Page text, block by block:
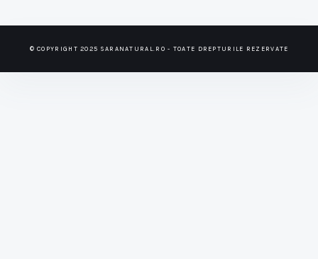
© COPYRIGHT 2025 SARANATURAL.RO - TOATE DREPTURILE REZERVATE